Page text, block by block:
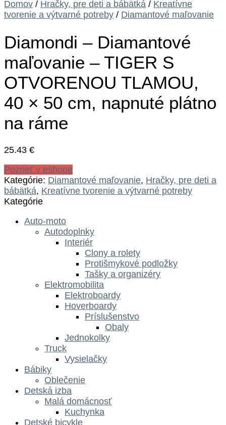
Domov / Hračky, pre deti a bábätká / Kreatívne
tvorenie a výtvarné potreby / Diamantové maľovanie
Diamondi – Diamantové
maľovanie – TIGER S
OTVORENOU TLAMOU,
40 × 50 cm, napnuté plátno
na ráme
25.43 €
Pozrieť v eshope
Kategórie: Diamantové maľovanie, Hračky, pre deti a
bábätká, Kreatívne tvorenie a výtvarné potreby
Kategórie
Auto-moto
Autodoplnky
Interiér
Clony a rolety
Protišmykové podložky
Tašky a organizéry
Elektromobilita
Elektroboardy
Hoverboardy
Príslušenstvo
Obaly
Jednokolky
Truck
Vysielačky
Bábiky
Oblečenie
Detská izba
Malá domácnosť
Kuchynka
Detské bicykle